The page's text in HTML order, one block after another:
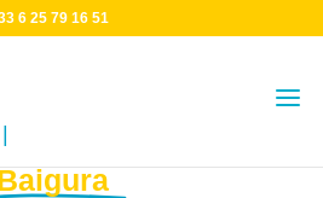
6 25 79 16 51